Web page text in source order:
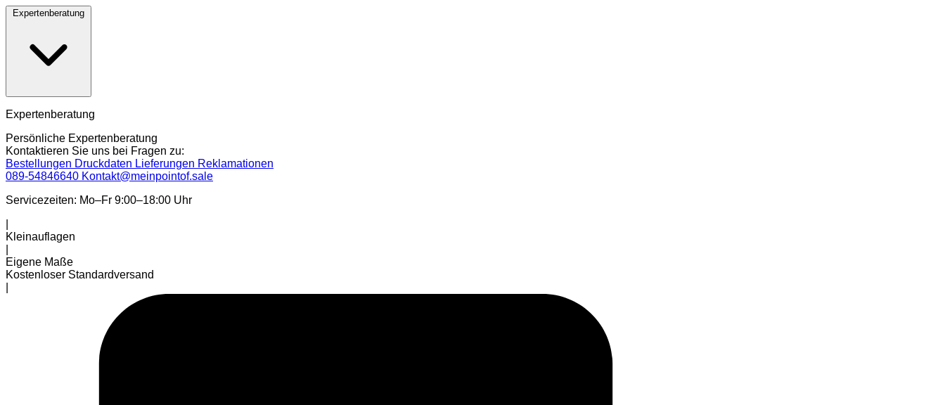
Expertenberatung
Expertenberatung
Persönliche Expertenberatung
Kontaktieren Sie uns bei Fragen zu:
Bestellungen Druckdaten Lieferungen Reklamationen
089-54846640 Kontakt@meinpointof.sale
Servicezeiten: Mo–Fr 9:00–18:00 Uhr
Kleinauflagen
Eigene Maße
Kostenloser Standardversand